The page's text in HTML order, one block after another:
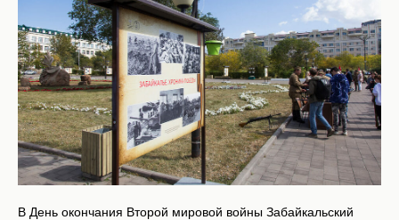
В День окончания Второй мировой войны Забайкальский